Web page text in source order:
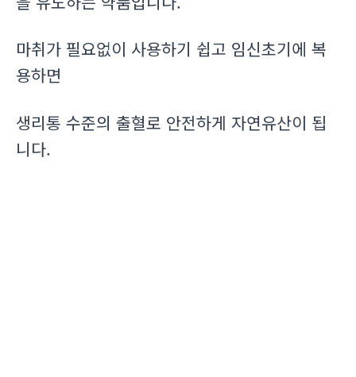
마취가 필요없이 사용하기 쉽고 임신초기에 복
용하면
생리통 수준의 출혈로 안전하게 자연유산이 됩
니다.